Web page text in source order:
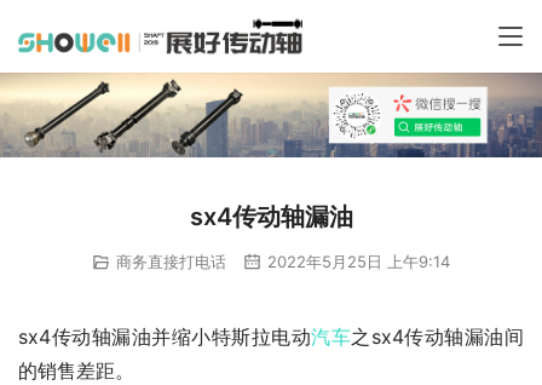
sx4传动轴漏油
商务直接打电话 2022年5月25日 上午9:14
sx4传动轴漏油并缩小特斯拉电动汽车之sx4传动轴漏油间
的销售差距。